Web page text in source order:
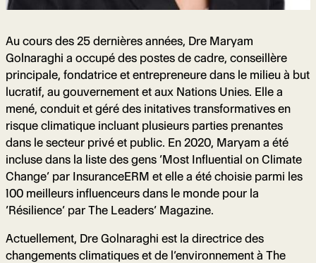
Au cours des 25 dernières années, Dre Maryam
Golnaraghi a occupé des postes de cadre, conseillère
principale, fondatrice et entrepreneure dans le milieu à but
lucratif, au gouvernement et aux Nations Unies. Elle a
mené, conduit et géré des initatives transformatives en
risque climatique incluant plusieurs parties prenantes
dans le secteur privé et public. En 2020, Maryam a été
incluse dans la liste des gens ‘Most Influential on Climate
Change’ par InsuranceERM et elle a été choisie parmi les
100 meilleurs influenceurs dans le monde pour la
‘Résilience’ par The Leaders’ Magazine.
Actuellement, Dre Golnaraghi est la directrice des
changements climatiques et de l’environnement à The